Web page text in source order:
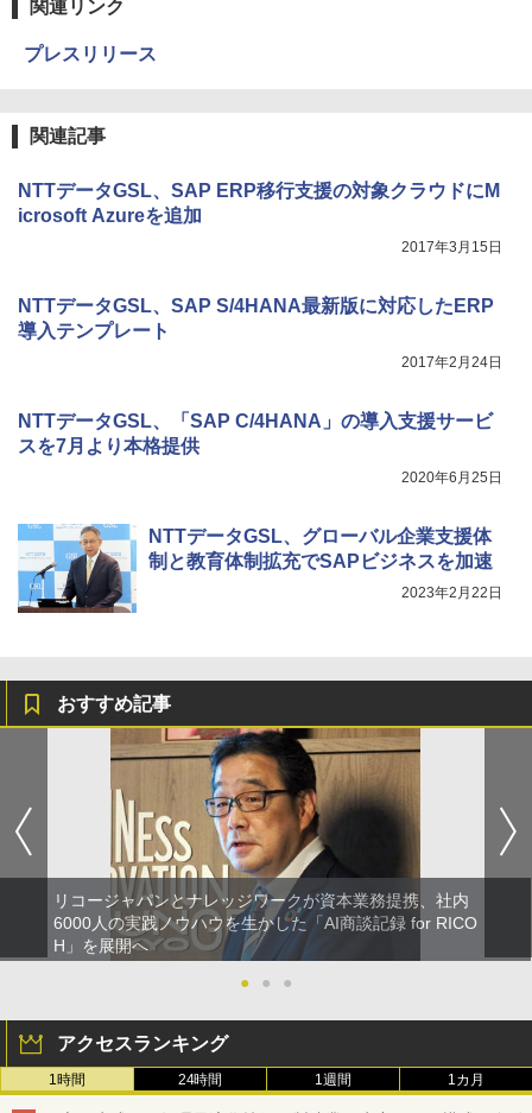
関連リンク
プレスリリース
関連記事
NTTデータGSL、SAP ERP移行支援の対象クラウドにM
icrosoft Azureを追加
2017年3月15日
NTTデータGSL、SAP S/4HANA最新版に対応したERP
導入テンプレート
2017年2月24日
NTTデータGSL、「SAP C/4HANA」の導入支援サービ
スを7月より本格提供
2020年6月25日
NTTデータGSL、グローバル企業支援体
制と教育体制拡充でSAPビジネスを加速
2023年2月22日
おすすめ記事
リコージャパンとナレッジワークが資本業務提携、社内
6000人の実践ノウハウを生かした「AI商談記録 for RICO
H」を展開へ
●
● ●
アクセスランキング
1時間 24時間 1週間 1カ月